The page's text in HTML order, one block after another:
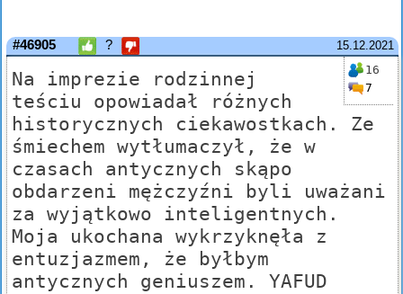
15.12.2021
#46905 ?
16
7
Na imprezie rodzinnej
teściu opowiadał różnych
historycznych ciekawostkach. Ze
śmiechem wytłumaczył, że w
czasach antycznych skąpo
obdarzeni mężczyźni byli uważani
za wyjątkowo inteligentnych.
Moja ukochana wykrzyknęła z
entuzjazmem, że byłbym
antycznych geniuszem. YAFUD